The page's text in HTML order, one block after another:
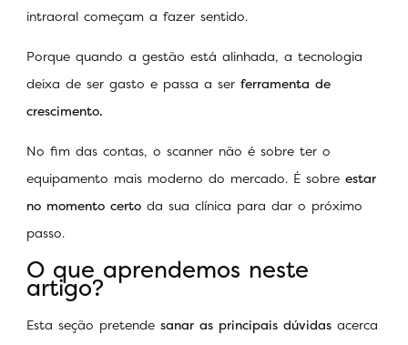
intraoral começam a fazer sentido.
Porque quando a gestão está alinhada, a tecnologia
deixa de ser gasto e passa a ser ferramenta de
crescimento.
No fim das contas, o scanner não é sobre ter o
equipamento mais moderno do mercado. É sobre estar
no momento certo da sua clínica para dar o próximo
passo.
O que aprendemos neste
artigo?
Esta seção pretende sanar as principais dúvidas acerca